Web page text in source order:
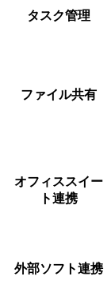
タスク管理
ファイル共有
オフィススイー
ト連携
外部ソフト連携